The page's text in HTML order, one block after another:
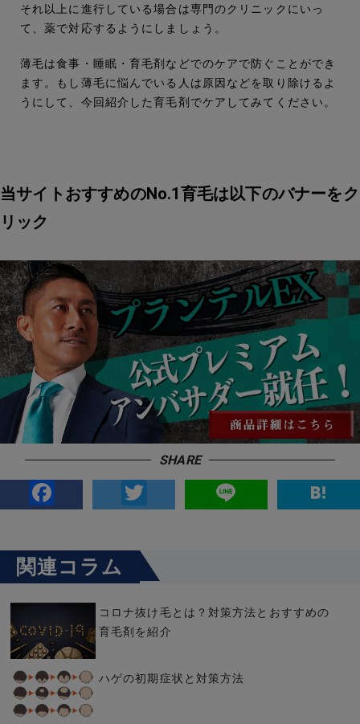
それ以上に進行している場合は専門のクリニックにいっ
て、薬で対応するようにしましょう。
薄毛は食事・睡眠・育毛剤などでのケアで防ぐことができ
ます。もし薄毛に悩んでいる人は原因などを取り除けるよ
うにして、今回紹介した育毛剤でケアしてみてください。
当サイトおすすめのNo.1育毛は以下のバナーをク
リック
SHARE
Facebook Twitter
関連コラム
コロナ抜け毛とは？対策方法とおすすめの
育毛剤を紹介
ハゲの初期症状と対策方法